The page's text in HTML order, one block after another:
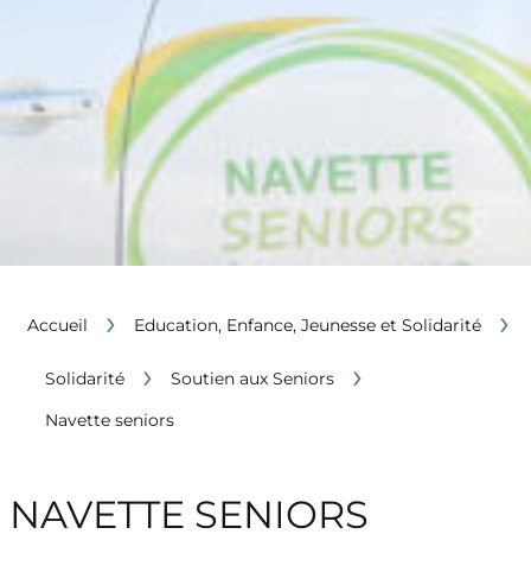
Accueil › Education, Enfance, Jeunesse et Solidarité ›
Solidarité › Soutien aux Seniors ›
Navette seniors
NAVETTE SENIORS